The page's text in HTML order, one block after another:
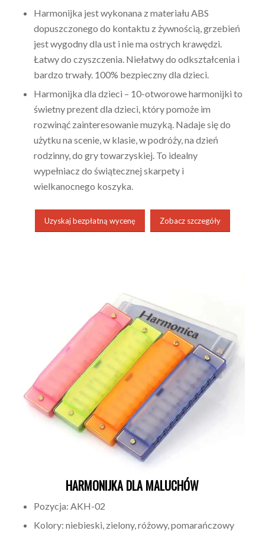
Harmonijka jest wykonana z materiału ABS
dopuszczonego do kontaktu z żywnością, grzebień
jest wygodny dla ust i nie ma ostrych krawędzi.
Łatwy do czyszczenia. Niełatwy do odkształcenia i
bardzo trwały. 100% bezpieczny dla dzieci.
Harmonijka dla dzieci – 10-otworowe harmonijki to
świetny prezent dla dzieci, który pomoże im
rozwinąć zainteresowanie muzyką. Nadaje się do
użytku na scenie, w klasie, w podróży, na dzień
rodzinny, do gry towarzyskiej. To idealny
wypełniacz do świątecznej skarpety i
wielkanocnego koszyka.
Uzyskaj bezpłatną wycenę Zobacz szczegóły
HARMONIJKA DLA MALUCHÓW
Pozycja: AKH-02
Kolory: niebieski, zielony, różowy, pomarańczowy